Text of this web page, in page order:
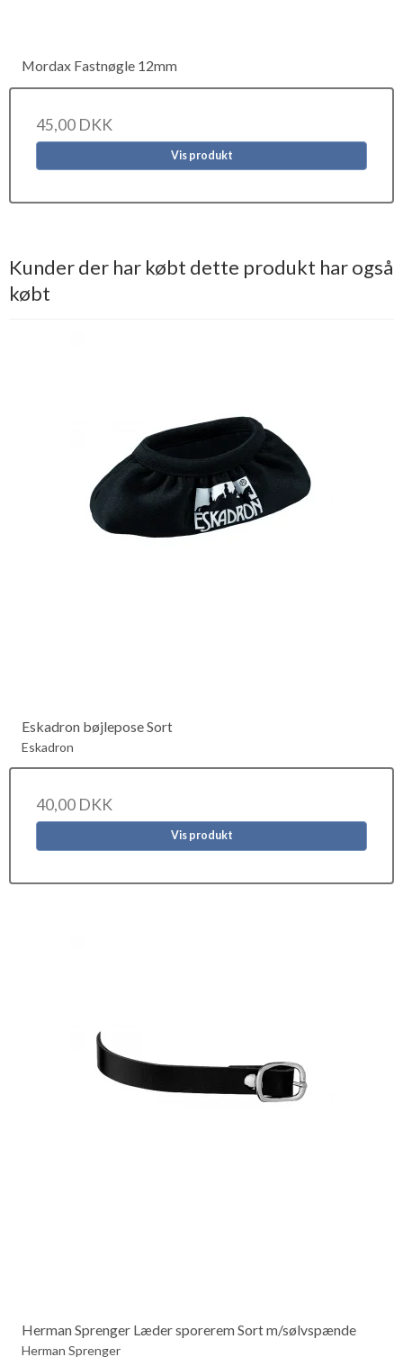
Mordax Fastnøgle 12mm
45,00 DKK
Vis produkt
Kunder der har købt dette produkt har også
købt
Eskadron bøjlepose Sort
Eskadron
40,00 DKK
Vis produkt
Herman Sprenger Læder sporerem Sort m/sølvspænde
Herman Sprenger